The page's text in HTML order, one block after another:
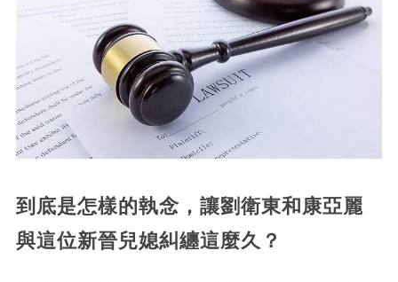
到底是怎樣的執念，讓劉衛東和康亞麗
與這位新晉兒媳糾纏這麼久？